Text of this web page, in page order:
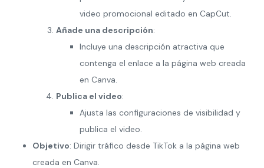
video promocional editado en CapCut.
Añade una descripción:
Incluye una descripción atractiva que
contenga el enlace a la página web creada
en Canva.
Publica el video:
Ajusta las configuraciones de visibilidad y
publica el video.
Objetivo: Dirigir tráfico desde TikTok a la página web
creada en Canva.